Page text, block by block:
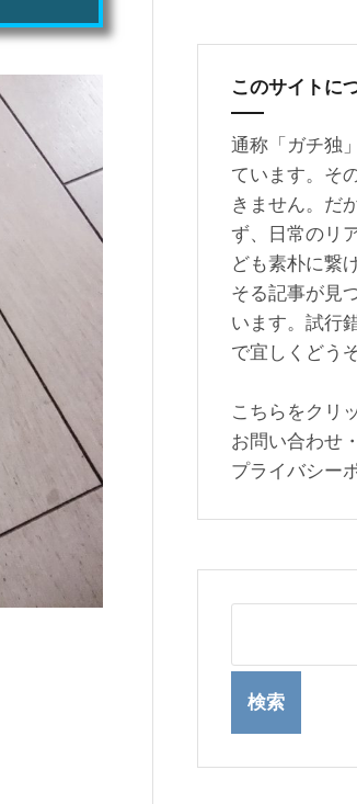
このサイトに
通称「ガチ独
ています。そ
きません。だ
ず、日常のリ
ども素朴に繋
そる記事が見
います。試行
で宜しくどうぞ
こちらをクリ
お問い合わせ
プライバシー